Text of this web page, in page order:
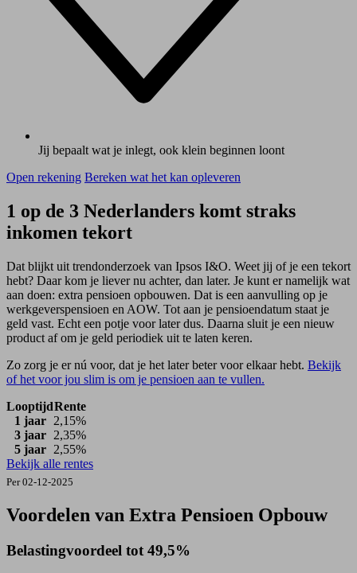
Jij bepaalt wat je inlegt, ook klein beginnen loont
Open rekening Bereken wat het kan opleveren
1 op de 3 Nederlanders komt straks
inkomen tekort
Dat blijkt uit trendonderzoek van Ipsos I&O. Weet jij of je een tekort
hebt? Daar kom je liever nu achter, dan later. Je kunt er namelijk wat
aan doen: extra pensioen opbouwen. Dat is een aanvulling op je
werkgeverspensioen en AOW. Tot aan je pensioendatum staat je
geld vast. Echt een potje voor later dus. Daarna sluit je een nieuw
product af om je geld periodiek uit te laten keren.
Zo zorg je er nú voor, dat je het later beter voor elkaar hebt. Bekijk
of het voor jou slim is om je pensioen aan te vullen.
LooptijdRente
1 jaar
2,15%
3 jaar
2,35%
5 jaar
2,55%
Bekijk alle rentes
Per 02-12-2025
Voordelen van Extra Pensioen Opbouw
Belastingvoordeel tot 49,5%